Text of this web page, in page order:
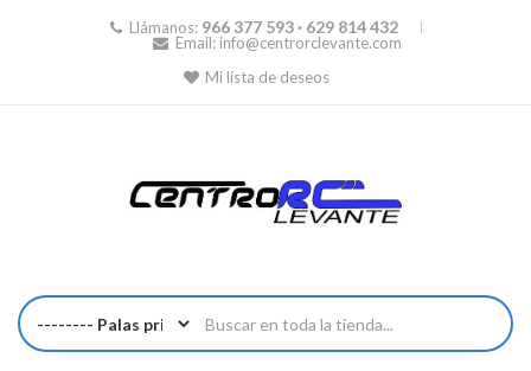
Llámanos: 966 377 593 · 629 814 432
Email: info@centrorclevante.com
Mi lista de deseos